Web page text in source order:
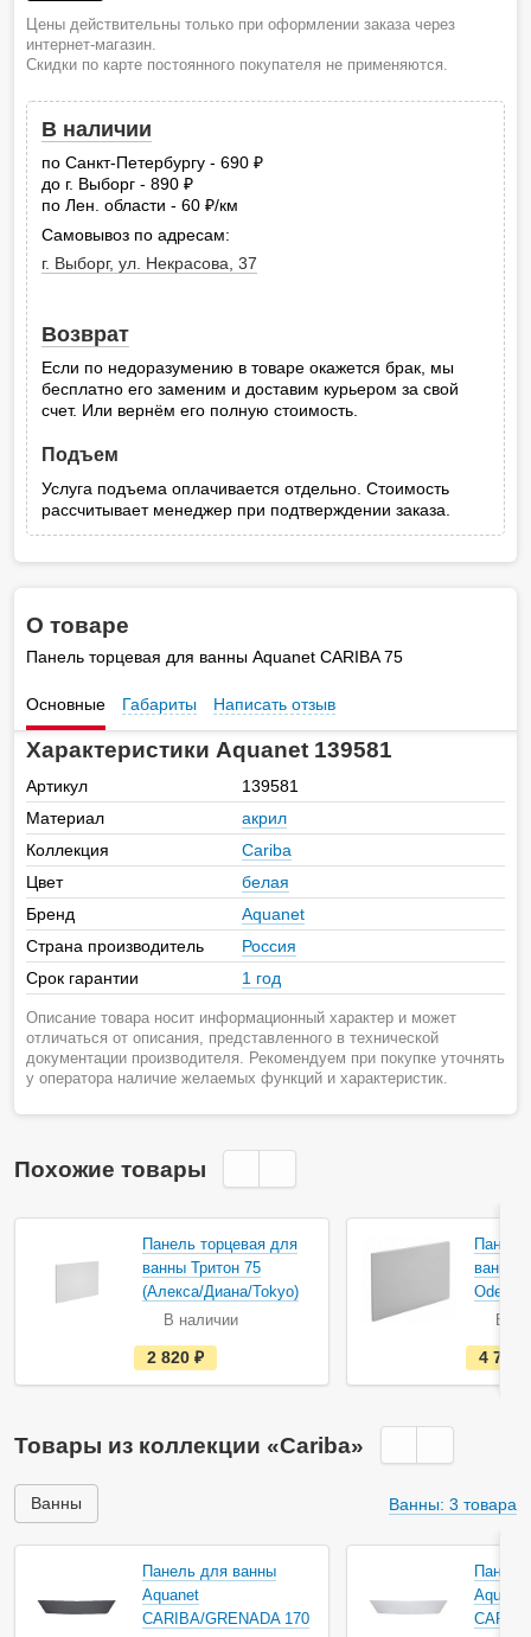
Цены действительны только при оформлении заказа через
интернет-магазин.
Скидки по карте постоянного покупателя не применяются.
В наличии
по Санкт-Петербургу - 690
до г. Выборг - 890
по Лен. области - 60
руб.
/км
Самовывоз по адресам:
г. Выборг, ул. Некрасова, 37
Возврат
Если по недоразумению в товаре окажется брак, мы
бесплатно его заменим и доставим курьером за свой
счет. Или вернём его полную стоимость.
Подъем
Услуга подъема оплачивается отдельно. Стоимость
рассчитывает менеджер при подтверждении заказа.
О товаре
Панель торцевая для ванны Aquanet CARIBA 75
Основные Габариты Написать отзыв
Характеристики Aquanet 139581
Артикул
139581
Материал
акрил
Коллекция
Cariba
Цвет
белая
Бренд
Aquanet
Страна производитель
Россия
Срок гарантии
1 год
Описание товара носит информационный характер и может
отличаться от описания, представленного в технической
документации производителя. Рекомендуем при покупке уточнять
у оператора наличие желаемых функций и характеристик.
Похожие товары
Панель торцевая для
ванны Тритон 75
(Алекса/Диана/Tokyo)
В наличии
е
с
т
а
2 820
ванны
Odeon
В
4 700
Товары из коллекции «Cariba»
Ванны Ванны: 3 товара
Панель для ванны
Aquanet
CARIBA/GRENADA 170
Aquanet